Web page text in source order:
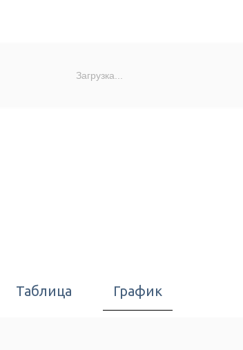
Загрузка...
Таблица График